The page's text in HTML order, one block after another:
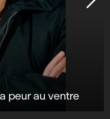
peur au ventre